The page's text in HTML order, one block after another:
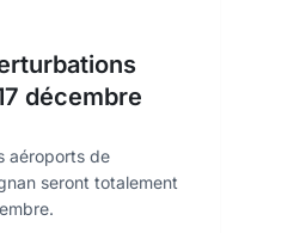
décembre
aéroports de
seront totalement